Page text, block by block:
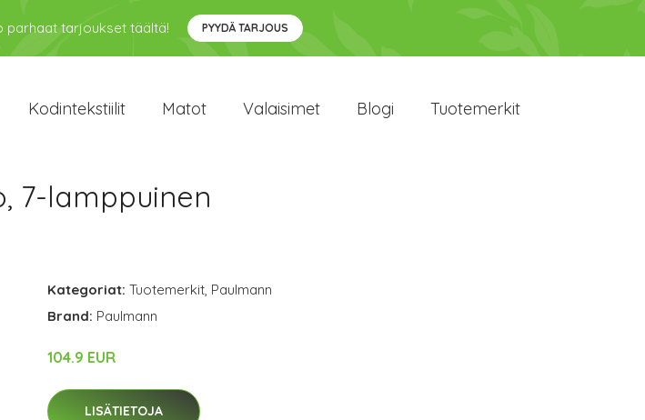
parhaat tarjoukset täältä! PYYDÄ TARJOUS
Kodintekstiilit Matot Valaisimet Blogi Tuotemerkit
7-lamppuinen
Kategoriat: Tuotemerkit, Paulmann
Brand: Paulmann
104.9 EUR
LISÄTIETOJA